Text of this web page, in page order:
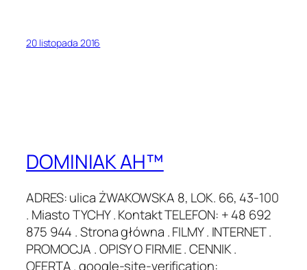
20 listopada 2016
DOMINIAK AH™
ADRES: ulica ŻWAKOWSKA 8, LOK. 66, 43-100
. Miasto TYCHY . Kontakt TELEFON: + 48 692
875 944 . Strona główna . FILMY . INTERNET .
PROMOCJA . OPISY O FIRMIE . CENNIK .
OFERTA . google-site-verification: